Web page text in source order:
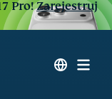
Pro!Zarejestruj